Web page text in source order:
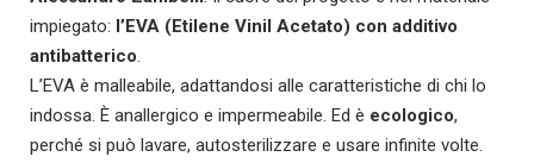
impiegato: l’EVA (Etilene Vinil Acetato) con additivo
antibatterico.
L’EVA è malleabile, adattandosi alle caratteristiche di chi lo
indossa. È anallergico e impermeabile. Ed è ecologico,
perché si può lavare, autosterilizzare e usare infinite volte.